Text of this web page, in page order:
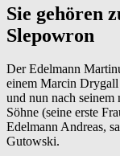
Sie gehören
Slepowron
Der Edelmann
einem Marcin Drygall
und nun nach
Söhne (seine erste
Edelmann Andreas,
Gutowski.